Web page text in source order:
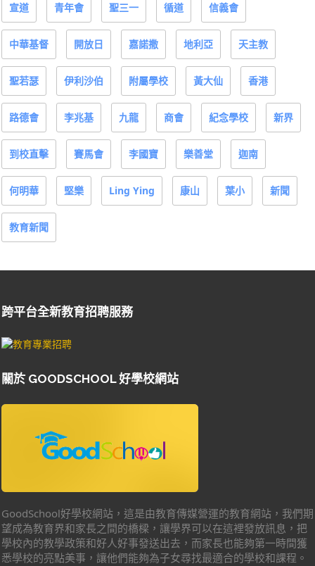
宣道 青年會 聖三一 循道 信義會
中華基督 開放日 嘉諾撒 地利亞 天主教
聖若瑟 伊利沙伯 附屬學校 黃大仙 香港
路德會 李兆基 九龍 商會 紀念學校 新界
到校直擊 賽馬會 李國寶 樂善堂 迦南
何明華 堅樂 Ling Ying 康山 葉小 新聞
教育新聞
跨平台全新教育招聘服務
關於 GOODSCHOOL 好學校網站
GoodSchool好學校網站，這是由教育傳媒營運的教育網站，我們期
望成為教育界和家長之間的橋樑，讓學界可以在這裡發放訊息，把
學校內的教學政策和好人好事發送出去，而家長也能夠第一時間獲
悉學校的亮點美事，讓他們能夠為子女尋找最適合的學校和課程。